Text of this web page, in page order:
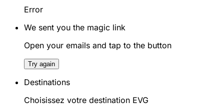
Error
We sent you the magic link
Open your emails and tap to the button
Try again
Destinations
Choisissez votre destination EVG